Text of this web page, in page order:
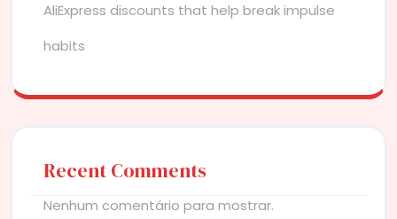
AliExpress discounts that help break impulse
habits
Recent Comments
Nenhum comentário para mostrar.